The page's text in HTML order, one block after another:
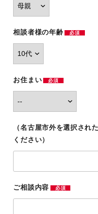
相談者様の年齢 必須
お住まい 必須
（名古屋市外を選択され
ください）
ご相談内容 必須